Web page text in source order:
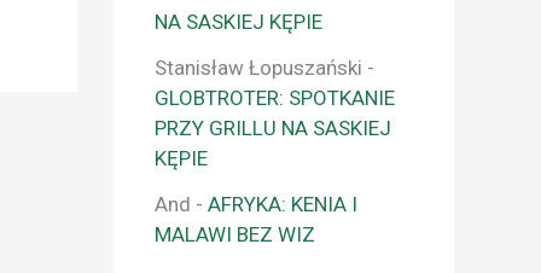
NA SASKIEJ KĘPIE
Stanisław Łopuszański -
GLOBTROTER: SPOTKANIE
PRZY GRILLU NA SASKIEJ
KĘPIE
And - AFRYKA: KENIA I
MALAWI BEZ WIZ